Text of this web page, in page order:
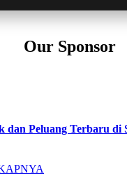
Our Sponsor
dan Peluang Terbaru di